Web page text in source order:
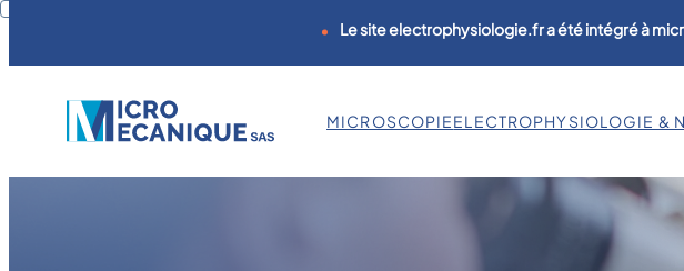
Aller
Le site electrophysiologie.fr a été intégré à
MICROSCOPIEELECTROPHYSIOLOGIE &